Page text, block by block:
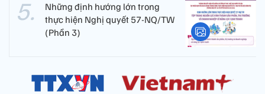
Những định hướng lớn trong
thực hiện Nghị quyết 57-NQ/TW
(Phần 3)